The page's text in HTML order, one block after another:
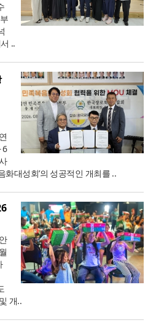
..
6
화대성회’의 성공적인 개최를 ..
개..